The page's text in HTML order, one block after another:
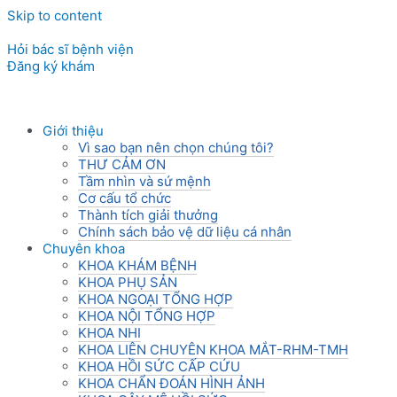
Skip to content
Hỏi bác sĩ bệnh viện
Đăng ký khám
Giới thiệu
Vì sao bạn nên chọn chúng tôi?
THƯ CẢM ƠN
Tầm nhìn và sứ mệnh
Cơ cấu tổ chức
Thành tích giải thưởng
Chính sách bảo vệ dữ liệu cá nhân
Chuyên khoa
KHOA KHÁM BỆNH
KHOA PHỤ SẢN
KHOA NGOẠI TỔNG HỢP
KHOA NỘI TỔNG HỢP
KHOA NHI
KHOA LIÊN CHUYÊN KHOA MẮT-RHM-TMH
KHOA HỒI SỨC CẤP CỨU
KHOA CHẨN ĐOÁN HÌNH ẢNH